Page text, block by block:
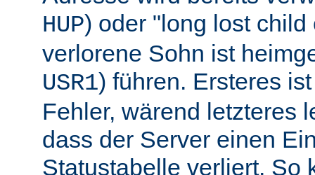
HUP) oder "long lost
verlorene Sohn ist
USR1) führen. Ersteres
Fehler, wärend letzteres
dass der Server einen
Statustabelle verliert. So